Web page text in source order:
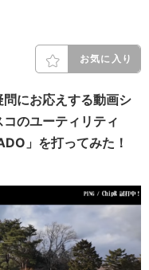
お気に入り
にお応えする動画シ
のユーティリティ
」を打ってみた！